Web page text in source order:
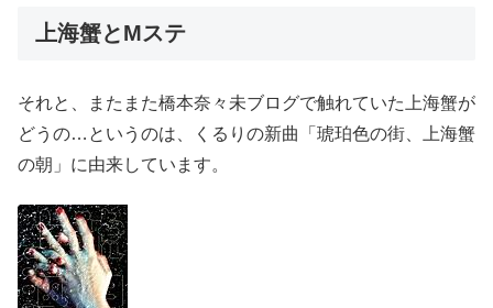
上海蟹とMステ
それと、またまた橋本奈々未ブログで触れていた上海蟹が
どうの…というのは、くるりの新曲「琥珀色の街、上海蟹
の朝」に由来しています。